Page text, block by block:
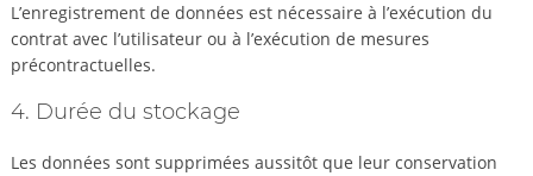
L’enregistrement de données est nécessaire à l’exécution du
contrat avec l’utilisateur ou à l’exécution de mesures
précontractuelles.
4. Durée du stockage
Les données sont supprimées aussitôt que leur conservation